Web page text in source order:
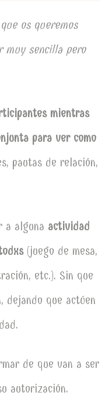
os queremos
muy sencilla pero
mientras
para ver como
pautas de relación,
a alguna actividad
(juego de mesa,
etc.). Sin que
dejando que actúen
de que van a ser
autorización.